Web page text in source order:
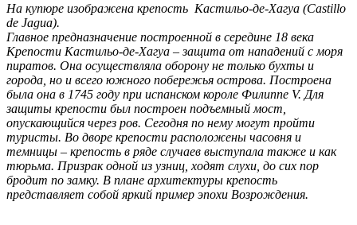
На купюре изображена крепость Кастильо-де-Хагуа (Castillo
de Jagua).
Главное предназначение построенной в середине 18 века
Крепости Кастильо-де-Хагуа – защита от нападений с моря
пиратов. Она осуществляла оборону не только бухты и
города, но и всего южного побережья острова. Построена
была она в 1745 году при испанском короле Филиппе V. Для
защиты крепости был построен подъемный мост,
опускающийся через ров. Сегодня по нему могут пройти
туристы. Во дворе крепости расположены часовня и
темницы – крепость в ряде случаев выступала также и как
тюрьма. Призрак одной из узниц, ходят слухи, до сих пор
бродит по замку. В плане архитектуры крепость
представляет собой яркий пример эпохи Возрождения.